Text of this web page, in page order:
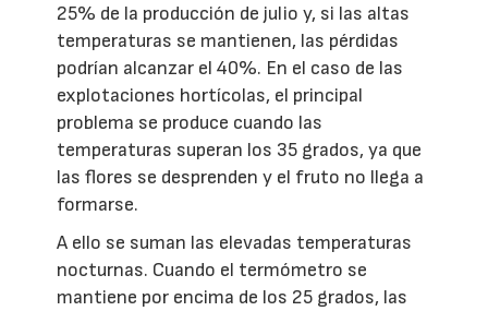
25% de la producción de julio y, si las altas
temperaturas se mantienen, las pérdidas
podrían alcanzar el 40%. En el caso de las
explotaciones hortícolas, el principal
problema se produce cuando las
temperaturas superan los 35 grados, ya que
las flores se desprenden y el fruto no llega a
formarse.
A ello se suman las elevadas temperaturas
nocturnas. Cuando el termómetro se
mantiene por encima de los 25 grados, las